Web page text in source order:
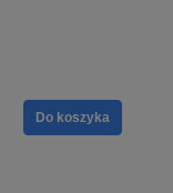
Do koszyka